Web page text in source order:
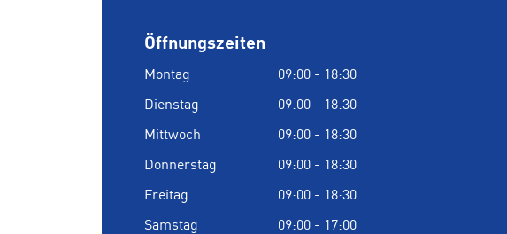
Öffnungszeiten
Montag 09:00 - 18:30
Dienstag 09:00 - 18:30
Mittwoch 09:00 - 18:30
Donnerstag 09:00 - 18:30
Freitag 09:00 - 18:30
Samstag 09:00 - 17:00